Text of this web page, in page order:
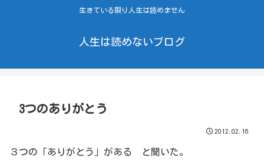
生きている限り人生は読めません
人生は読めないブログ
3つのありがとう
2012.02.16
３つの「ありがとう」がある と聞いた。